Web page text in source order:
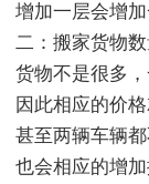
增加一层会增加
二：搬家货物
货物不是很多
因此相应的价
甚至两辆车辆
也会相应的增